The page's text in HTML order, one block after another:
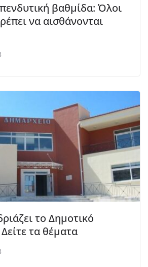
βαθμίδα: Όλοι
να αισθάνονται
το Δημοτικό
τα θέματα